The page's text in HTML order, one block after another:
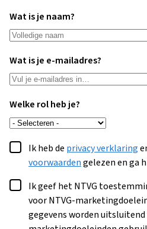
Wat is je naam?
Wat is je e-mailadres?
Welke rol heb je?
Ik heb de privacy verklaring
voorwaardengelezen en ga
Ik geef het NTVG
voor NTVG-
gegevens worden uitsluitend